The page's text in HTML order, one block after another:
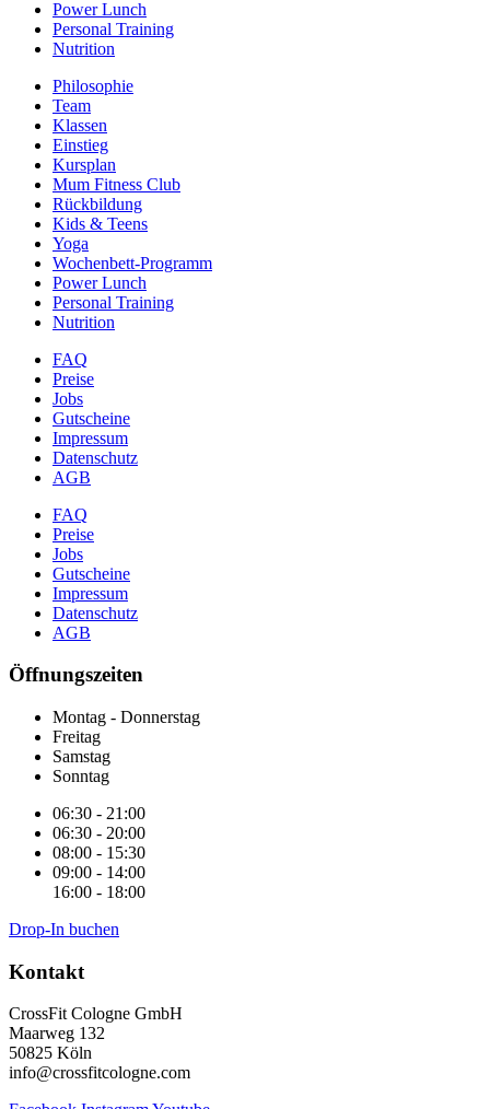
Power Lunch
Personal Training
Nutrition
Philosophie
Team
Klassen
Einstieg
Kursplan
Mum Fitness Club
Rückbildung
Kids & Teens
Yoga
Wochenbett-Programm
Power Lunch
Personal Training
Nutrition
FAQ
Preise
Jobs
Gutscheine
Impressum
Datenschutz
AGB
FAQ
Preise
Jobs
Gutscheine
Impressum
Datenschutz
AGB
Öffnungszeiten
Montag - Donnerstag
Freitag
Samstag
Sonntag
06:30 - 21:00
06:30 - 20:00
08:00 - 15:30
09:00 - 14:00
16:00 - 18:00
Drop-In buchen
Kontakt
CrossFit Cologne GmbH
Maarweg 132
50825 Köln
info@crossfitcologne.com